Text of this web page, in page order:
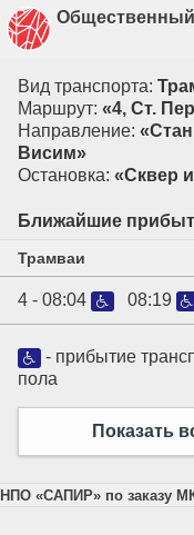
Вид транспорта:
Маршрут: «4, Ст.
Направление:
Висим»
Остановка: «Сквер
Ближайшие
Трамваи
4 - 08:04 08:19
- прибытие
пола
Показать
НПО «САПИР» по заказу